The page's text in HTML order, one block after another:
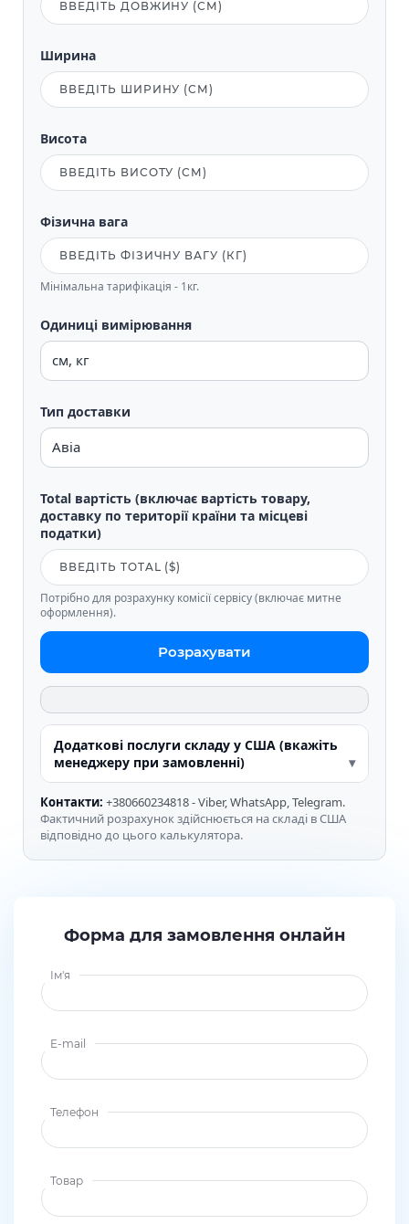
Ширина
Висота
Фізична вага
Мінімальна тарифікація - 1кг.
Одиниці вимірювання
Тип доставки
Total вартість (включає вартість товару,
доставку по території країни та місцеві
податки)
Потрібно для розрахунку комісії сервісу (включає митне
оформлення).
Розрахувати
Додаткові послуги складу у США (вкажіть
менеджеру при замовленні)
Контакти: +380660234818 - Viber, WhatsApp, Telegram.
Фактичний розрахунок здійснюється на складі в США
відповідно до цього калькулятора.
Форма для замовлення онлайн
Ім'я
E-mail
Телефон
Товар